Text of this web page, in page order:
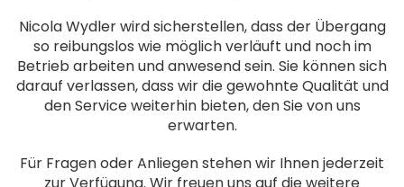
Nicola Wydler wird sicherstellen, dass der Übergang
so reibungslos wie möglich verläuft und noch im
Betrieb arbeiten und anwesend sein. Sie können sich
darauf verlassen, dass wir die gewohnte Qualität und
den Service weiterhin bieten, den Sie von uns
erwarten.
Für Fragen oder Anliegen stehen wir Ihnen jederzeit